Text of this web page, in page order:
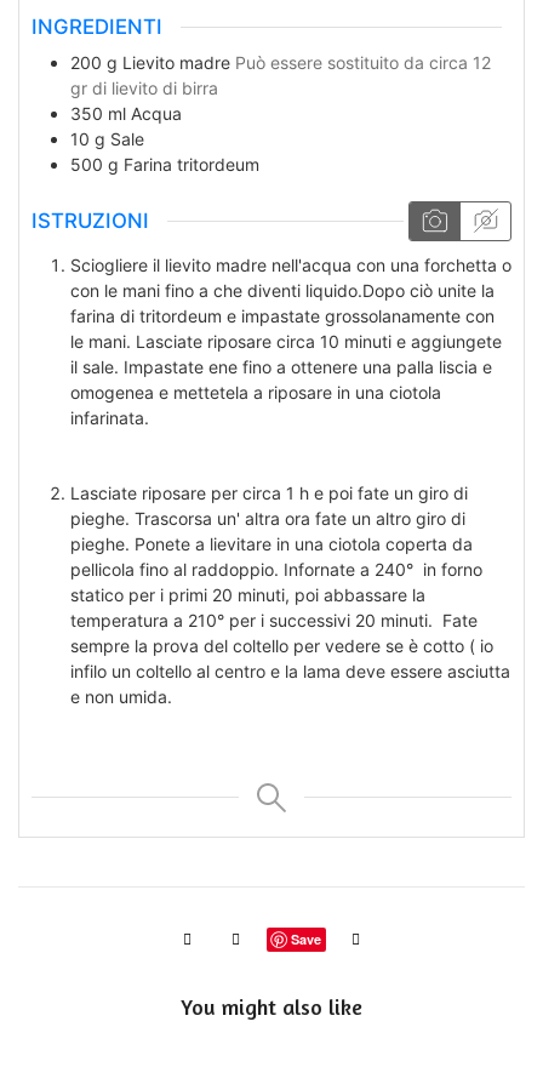
INGREDIENTI
200 g Lievito madre Può essere sostituito da circa 12
gr di lievito di birra
350 ml Acqua
10 g Sale
500 g Farina tritordeum
ISTRUZIONI
Sciogliere il lievito madre nell'acqua con una forchetta o
con le mani fino a che diventi liquido.Dopo ciò unite la
farina di tritordeum e impastate grossolanamente con
le mani. Lasciate riposare circa 10 minuti e aggiungete
il sale. Impastate ene fino a ottenere una palla liscia e
omogenea e mettetela a riposare in una ciotola
infarinata.
Lasciate riposare per circa 1 h e poi fate un giro di
pieghe. Trascorsa un' altra ora fate un altro giro di
pieghe. Ponete a lievitare in una ciotola coperta da
pellicola fino al raddoppio. Infornate a 240° in forno
statico per i primi 20 minuti, poi abbassare la
temperatura a 210° per i successivi 20 minuti. Fate
sempre la prova del coltello per vedere se è cotto ( io
infilo un coltello al centro e la lama deve essere asciutta
e non umida.
Save
You might also like